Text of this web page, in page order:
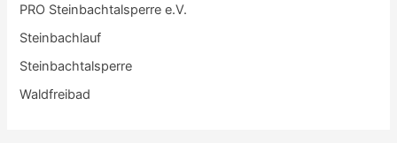
PRO Steinbachtalsperre e.V.
Steinbachlauf
Steinbachtalsperre
Waldfreibad